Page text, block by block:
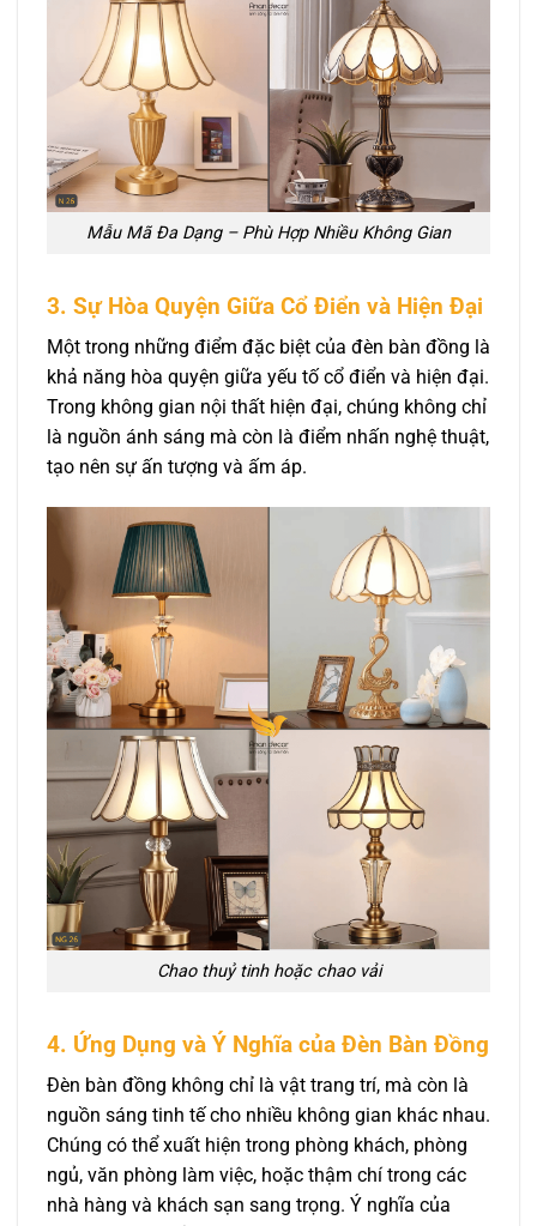
Mẫu Mã Đa Dạng – Phù Hợp Nhiều Không Gian
3. Sự Hòa Quyện Giữa Cổ Điển và Hiện Đại
Một trong những điểm đặc biệt của đèn bàn đồng là
khả năng hòa quyện giữa yếu tố cổ điển và hiện đại.
Trong không gian nội thất hiện đại, chúng không chỉ
là nguồn ánh sáng mà còn là điểm nhấn nghệ thuật,
tạo nên sự ấn tượng và ấm áp.
Chao thuỷ tinh hoặc chao vải
4. Ứng Dụng và Ý Nghĩa của Đèn Bàn Đồng
Đèn bàn đồng không chỉ là vật trang trí, mà còn là
nguồn sáng tinh tế cho nhiều không gian khác nhau.
Chúng có thể xuất hiện trong phòng khách, phòng
ngủ, văn phòng làm việc, hoặc thậm chí trong các
nhà hàng và khách sạn sang trọng. Ý nghĩa của